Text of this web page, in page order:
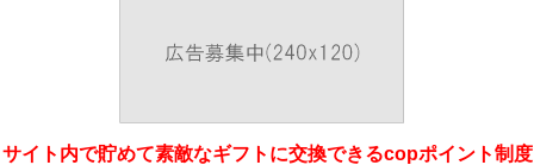
サイト内で貯めて素敵なギフトに交換できるcopポイント制度